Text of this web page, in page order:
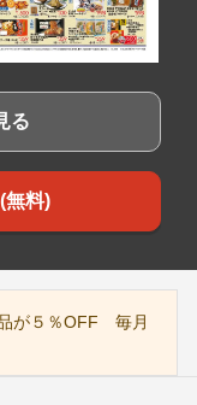
る
無料)
が５％OFF 毎月